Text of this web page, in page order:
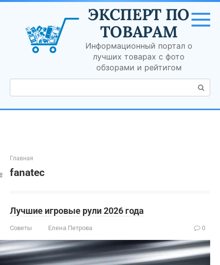
Перейти
контенту
ЭКСПЕРТ ПО
ТОВАРАМ
Информационный портал о
лучших товарах с фото
обзорами и рейтигом
Поиск:
Главная
fanatec
Лучшие игровые рули 2026 года
Советы Елена Петрова 0